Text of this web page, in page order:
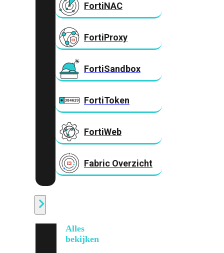
FortiNAC
FortiProxy
FortiSandbox
FortiToken
FortiWeb
Fabric Overzicht
Alles
bekijken